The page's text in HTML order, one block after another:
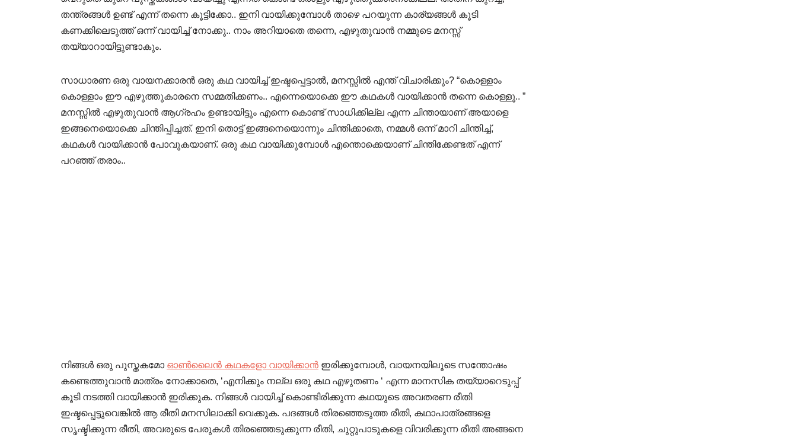
തന്ത്രങ്ങൾ ഉണ്ട് എന്ന് തന്നെ കൂട്ടിക്കോ.. ഇനി വായിക്കുമ്പോൾ താഴെ പറയുന്ന കാര്യങ്ങൾ കൂടി
കണക്കിലെടുത്ത് ഒന്ന് വായിച്ച് നോക്കു.. നാം അറിയാതെ തന്നെ, എഴുതുവാൻ നമ്മുടെ മനസ്സ്
തയ്യാറായിട്ടുണ്ടാകും.
സാധാരണ ഒരു വായനക്കാരൻ ഒരു കഥ വായിച്ച് ഇഷ്ടപ്പെട്ടാൽ, മനസ്സിൽ എന്ത് വിചാരിക്കും? “കൊള്ളാം
കൊള്ളാം ഈ എഴുത്തുകാരനെ സമ്മതിക്കണം.. എന്നെയൊക്കെ ഈ കഥകൾ വായിക്കാൻ തന്നെ കൊള്ളൂ.. ”
മനസ്സിൽ എഴുതുവാൻ ആഗ്രഹം ഉണ്ടായിട്ടും എന്നെ കൊണ്ട് സാധിക്കില്ല എന്ന ചിന്തായാണ് അയാളെ
ഇങ്ങനെയൊക്കെ ചിന്തിപ്പിച്ചത്. ഇനി തൊട്ട് ഇങ്ങനെയൊന്നും ചിന്തിക്കാതെ, നമ്മൾ ഒന്ന് മാറി ചിന്തിച്ച്,
കഥകൾ വായിക്കാൻ പോവുകയാണ്. ഒരു കഥ വായിക്കുമ്പോൾ എന്തൊക്കെയാണ് ചിന്തിക്കേണ്ടത് എന്ന്
പറഞ്ഞ് തരാം..
നിങ്ങൾ ഒരു പുസ്തകമോ ഓൺലൈൻ കഥകളോ വായിക്കാൻ ഇരിക്കുമ്പോൾ, വായനയിലൂടെ സന്തോഷം
കണ്ടെത്തുവാൻ മാത്രം നോക്കാതെ, ‘എനിക്കും നല്ല ഒരു കഥ എഴുതണം ‘ എന്ന മാനസിക തയ്യാറെടുപ്പ്
കൂടി നടത്തി വായിക്കാൻ ഇരിക്കുക. നിങ്ങൾ വായിച്ച് കൊണ്ടിരിക്കുന്ന കഥയുടെ അവതരണ രീതി
ഇഷ്ടപ്പെട്ടുവെങ്കിൽ ആ രീതി മനസിലാക്കി വെക്കുക. പദങ്ങൾ തിരഞ്ഞെടുത്ത രീതി, കഥാപാത്രങ്ങളെ
സൃഷ്ടിക്കുന്ന രീതി, അവരുടെ പേരുകൾ തിരഞ്ഞെടുക്കുന്ന രീതി, ചുറ്റുപാടുകളെ വിവരിക്കുന്ന രീതി അങ്ങനെ